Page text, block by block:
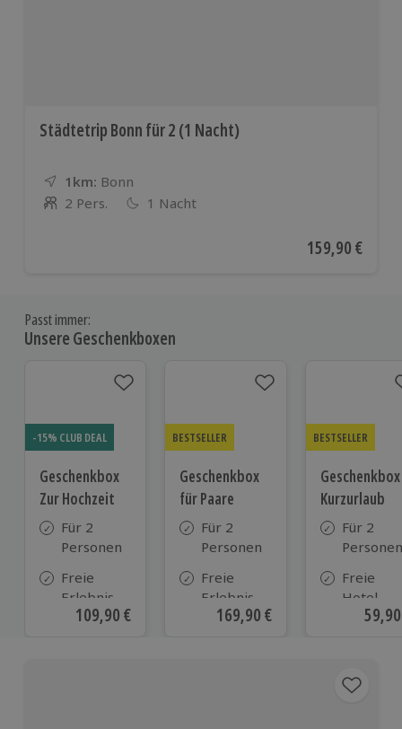
Städtetrip Bonn für 2 (1 Nacht)
1km: Entfernung
Standort
Bonn
Anzahl der Teilnehmer
2 Pers. 1 Nacht
Aktueller Preis
159,90 €
Passt immer:
Unsere Geschenkboxen
-15% CLUB DEAL
Geschenkbox
Zur Hochzeit
Für 2
Personen
Freie
Erlebnis-
Auswahl
Aktueller Preis
109,90 €
BESTSELLER
Geschenkbox
für Paare
Für 2
Personen
Freie
Erlebnis-
Auswahl
Aktueller Preis
169,90 €
BESTSELLER
Geschenkbox
Kurzurlaub
Für 2
Personen
Freie
Hotel-
Auswahl